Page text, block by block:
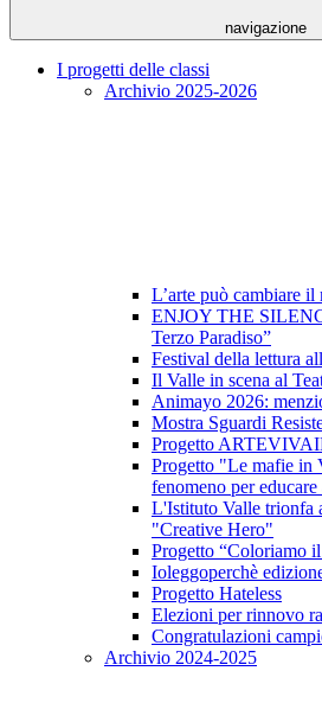
navigazione
I progetti delle classi
Archivio 2025-2026
L’arte può cambiare il
ENJOY THE
Terzo Paradiso”
Festival della lettura
Il Valle in scena al
Animayo 2026:
Mostra Sguardi
Progetto
Progetto "Le mafie in
fenomeno per
L'Istituto Valle trionfa
"Creative Hero"
Progetto “Coloriamo
Ioleggoperchè
Progetto Hateless
Elezioni per rinnovo
Congratulazioni
Archivio 2024-2025